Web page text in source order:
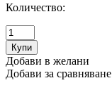
Количество:
Добави в желани
Добави за сравняване